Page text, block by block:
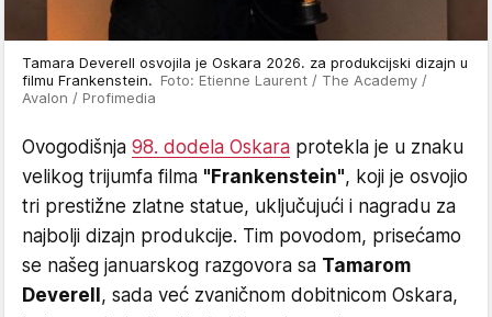
Tamara Deverell osvojila je Oskara 2026. za produkcijski dizajn u
filmu Frankenstein. Foto: Etienne Laurent / The Academy /
Avalon / Profimedia
Ovogodišnja 98. dodela Oskara protekla je u znaku
velikog trijumfa filma "Frankenstein", koji je osvojio
tri prestižne zlatne statue, uključujući i nagradu za
najbolji dizajn produkcije. Tim povodom, prisećamo
se našeg januarskog razgovora sa Tamarom
Deverell, sada već zvaničnom dobitnicom Oskara,